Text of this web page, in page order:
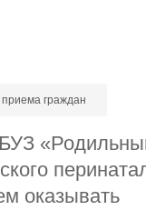
граждан
оказывать